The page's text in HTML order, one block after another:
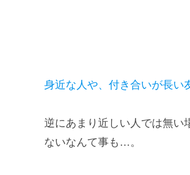
身近な人や、付き合いが長い
逆にあまり近しい人では無い
ないなんて事も…。